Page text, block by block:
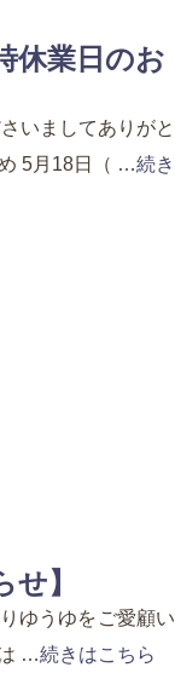
休業日のお
いましてありがと
5月18日（ …続き
】
ゆうゆをご愛顧い
…続きはこちら